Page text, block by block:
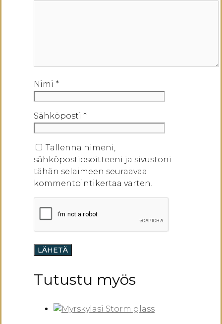
Nimi *
Sähköposti *
Tallenna nimeni,
sähköpostiosoitteeni ja sivustoni
tähän selaimeen seuraavaa
kommentointikertaa varten.
Tutustu myös